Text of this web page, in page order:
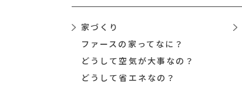
家づくり
ファースの家ってなに？
どうして空気が大事なの？
どうして省エネなの？